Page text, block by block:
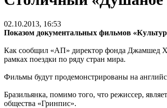
02.10.2013, 16:53
Показом документальных фильмов
Как сообщил «АП» директор фонда Джамшед
рамках поездки по ряду стран мира.
Фильмы будут продемонстрированы на
Бразильянка, помимо того, что режиссер,
общества «Гринпис».